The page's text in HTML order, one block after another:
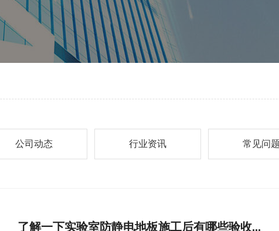
公司动态 行业资讯 常见问
了解一下实验室防静电地板施工后有哪些验收...